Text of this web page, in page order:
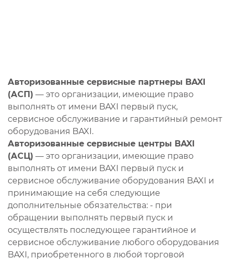
Авторизованные сервисные партнеры BAXI
(АСП) — это организации, имеющие право
выполнять от имени BAXI первый пуск,
сервисное обслуживание и гарантийный ремонт
оборудования BAXI.
Авторизованные сервисные центры BAXI
(АСЦ) — это организации, имеющие право
выполнять от имени BAXI первый пуск и
сервисное обслуживание оборудования BAXI и
принимающие на себя следующие
дополнительные обязательства: - при
обращении выполнять первый пуск и
осуществлять последующее гарантийное и
сервисное обслуживание любого оборудования
BAXI, приобретенного в любой торговой